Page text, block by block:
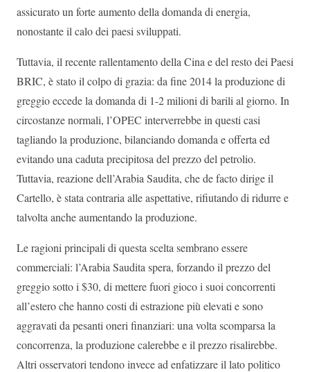
assicurato un forte aumento della domanda di energia,
nonostante il calo dei paesi sviluppati.
Tuttavia, il recente rallentamento della Cina e del resto dei Paesi
BRIC, è stato il colpo di grazia: da fine 2014 la produzione di
greggio eccede la domanda di 1-2 milioni di barili al giorno. In
circostanze normali, l’OPEC interverrebbe in questi casi
tagliando la produzione, bilanciando domanda e offerta ed
evitando una caduta precipitosa del prezzo del petrolio.
Tuttavia, reazione dell’Arabia Saudita, che de facto dirige il
Cartello, è stata contraria alle aspettative, rifiutando di ridurre e
talvolta anche aumentando la produzione.
Le ragioni principali di questa scelta sembrano essere
commerciali: l’Arabia Saudita spera, forzando il prezzo del
greggio sotto i $30, di mettere fuori gioco i suoi concorrenti
all’estero che hanno costi di estrazione più elevati e sono
aggravati da pesanti oneri finanziari: una volta scomparsa la
concorrenza, la produzione calerebbe e il prezzo risalirebbe.
Altri osservatori tendono invece ad enfatizzare il lato politico